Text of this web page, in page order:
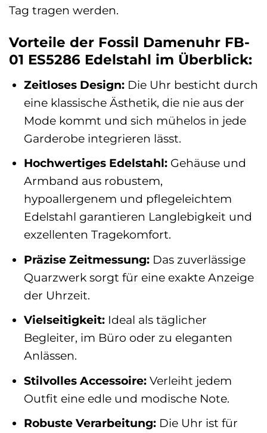
Tag tragen werden.
Vorteile der Fossil Damenuhr FB-
01 ES5286 Edelstahl im Überblick:
Zeitloses Design:Die Uhr besticht durch
eine klassische Ästhetik, die nie aus der
Mode kommt und sich mühelos in jede
Garderobe integrieren lässt.
Hochwertiges Edelstahl:Gehäuse und
Armband aus robustem,
hypoallergenem und pflegeleichtem
Edelstahl garantieren Langlebigkeit und
exzellenten Tragekomfort.
Präzise Zeitmessung:Das zuverlässige
Quarzwerk sorgt für eine exakte Anzeige
der Uhrzeit.
Vielseitigkeit:Ideal als täglicher
Begleiter, im Büro oder zu eleganten
Anlässen.
Stilvolles Accessoire:Verleiht jedem
Outfit eine edle und modische Note.
Robuste Verarbeitung:Die Uhr ist für